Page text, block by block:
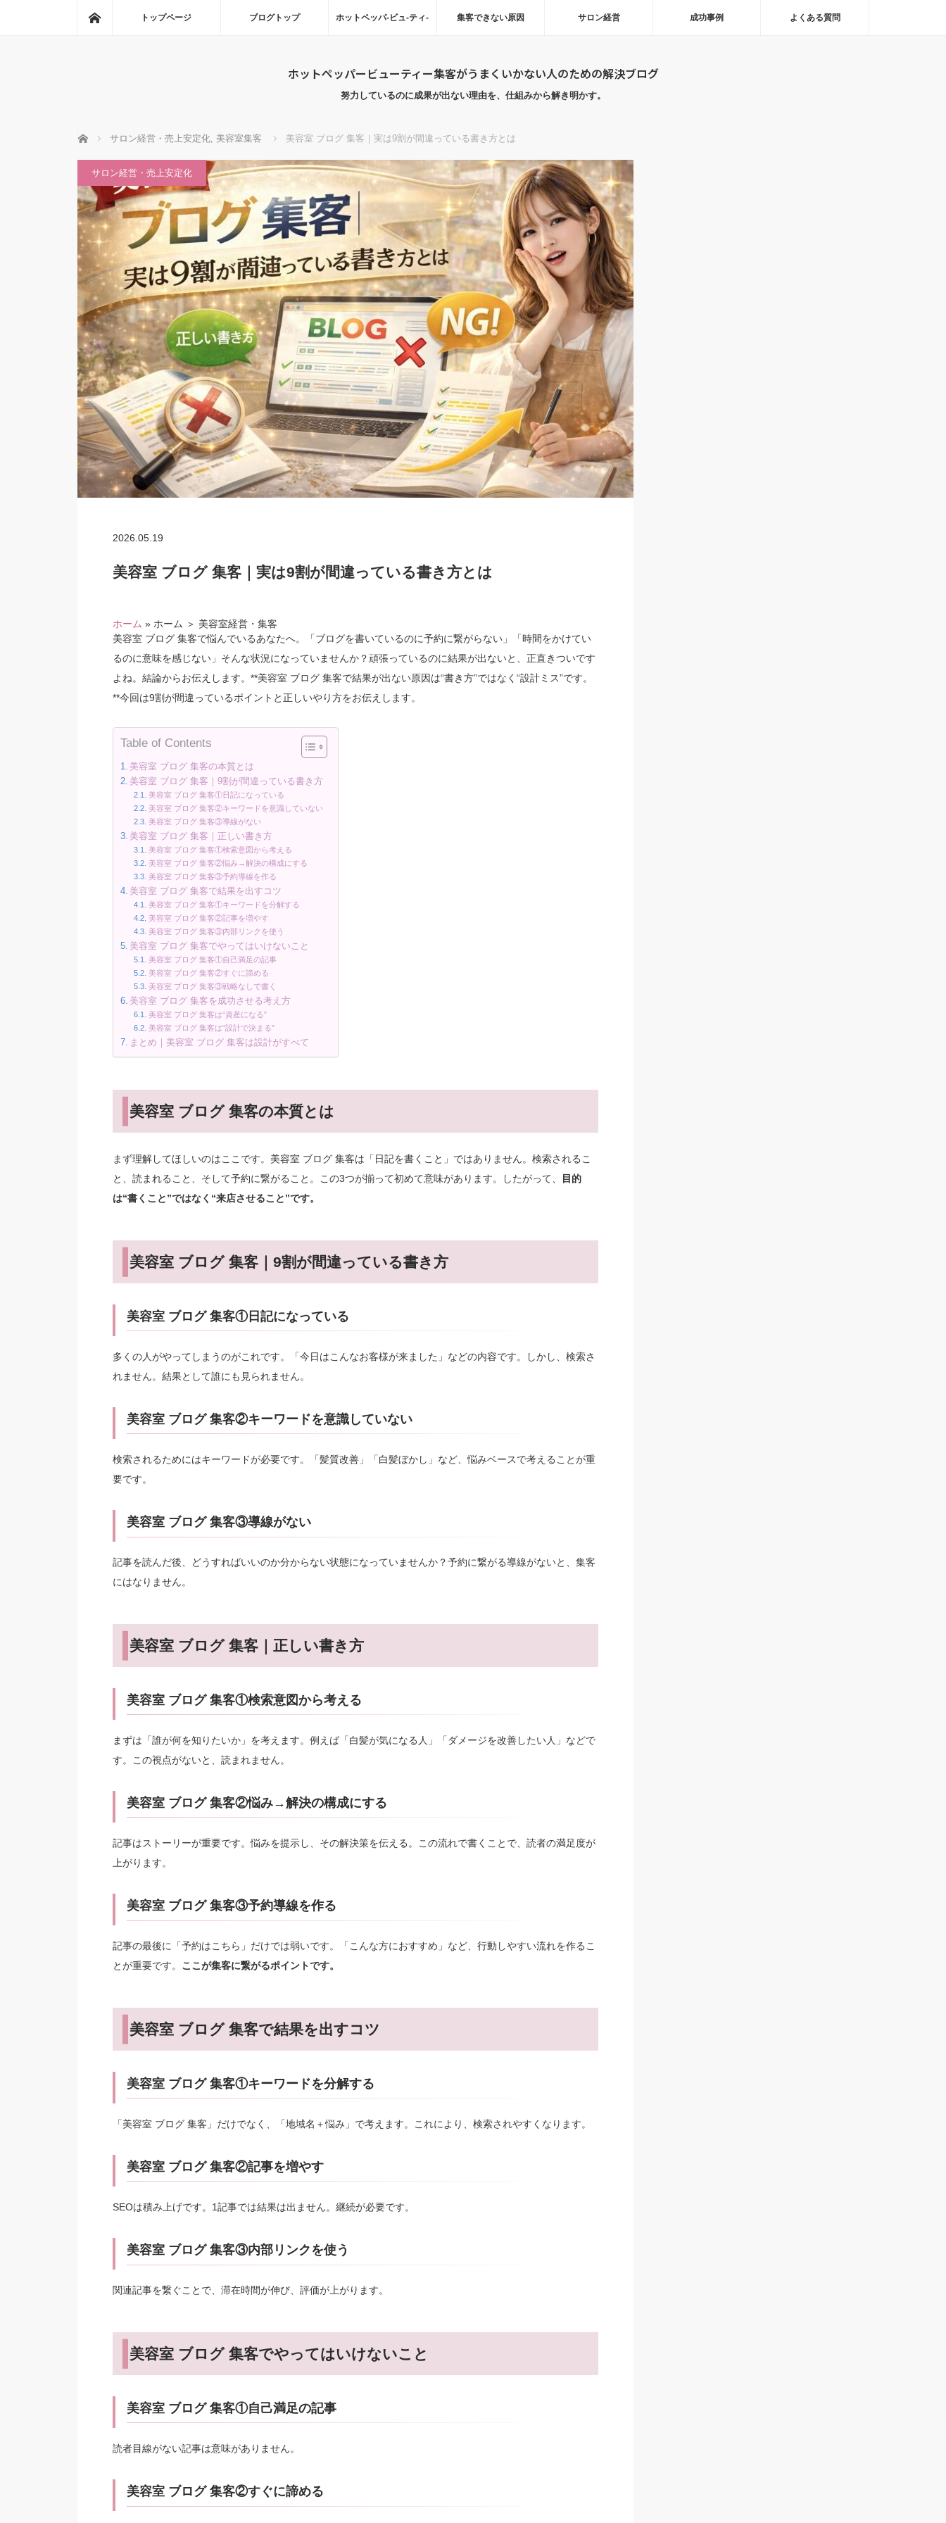
ホームトップページ ブログトップ ホットペッパ-ビュ-ティ- 集客できない原因 サロン経営 成功事例 よくある質問
ホットペッパービューティー集客がうまくいかない人のための解決ブログ
努力しているのに成果が出ない理由を、仕組みから解き明かす。
ホーム サロン経営・売上安定化, 美容室集客 美容室 ブログ 集客｜実は9割が間違っている書き方とは
サロン経営・売上安定化
2026.05.19
美容室 ブログ 集客｜実は9割が間違っている書き方とは
ホーム » ホーム ＞ 美容室経営・集客
美容室 ブログ 集客で悩んでいるあなたへ。「ブログを書いているのに予約に繋がらない」「時間をかけてい
るのに意味を感じない」そんな状況になっていませんか？頑張っているのに結果が出ないと、正直きついです
よね。結論からお伝えします。**美容室 ブログ 集客で結果が出ない原因は“書き方”ではなく“設計ミス”です。
**今回は9割が間違っているポイントと正しいやり方をお伝えします。
Table of Contents
美容室 ブログ 集客の本質とは
美容室 ブログ 集客｜9割が間違っている書き方
美容室 ブログ 集客①日記になっている
美容室 ブログ 集客②キーワードを意識していない
美容室 ブログ 集客③導線がない
美容室 ブログ 集客｜正しい書き方
美容室 ブログ 集客①検索意図から考える
美容室 ブログ 集客②悩み→解決の構成にする
美容室 ブログ 集客③予約導線を作る
美容室 ブログ 集客で結果を出すコツ
美容室 ブログ 集客①キーワードを分解する
美容室 ブログ 集客②記事を増やす
美容室 ブログ 集客③内部リンクを使う
美容室 ブログ 集客でやってはいけないこと
美容室 ブログ 集客①自己満足の記事
美容室 ブログ 集客②すぐに諦める
美容室 ブログ 集客③戦略なしで書く
美容室 ブログ 集客を成功させる考え方
美容室 ブログ 集客は“資産になる”
美容室 ブログ 集客は“設計で決まる”
まとめ｜美容室 ブログ 集客は設計がすべて
美容室 ブログ 集客の本質とは
まず理解してほしいのはここです。美容室 ブログ 集客は「日記を書くこと」ではありません。検索されるこ
と、読まれること、そして予約に繋がること。この3つが揃って初めて意味があります。したがって、
目的
は“書くこと”ではなく“来店させること”です。
美容室 ブログ 集客｜9割が間違っている書き方
美容室 ブログ 集客①日記になっている
多くの人がやってしまうのがこれです。「今日はこんなお客様が来ました」などの内容です。しかし、検索さ
れません。結果として誰にも見られません。
美容室 ブログ 集客②キーワードを意識していない
検索されるためにはキーワードが必要です。「髪質改善」「白髪ぼかし」など、悩みベースで考えることが重
要です。
美容室 ブログ 集客③導線がない
記事を読んだ後、どうすればいいのか分からない状態になっていませんか？予約に繋がる導線がないと、集客
にはなりません。
美容室 ブログ 集客｜正しい書き方
美容室 ブログ 集客①検索意図から考える
まずは「誰が何を知りたいか」を考えます。例えば「白髪が気になる人」「ダメージを改善したい人」などで
す。この視点がないと、読まれません。
美容室 ブログ 集客②悩み→解決の構成にする
記事はストーリーが重要です。悩みを提示し、その解決策を伝える。この流れで書くことで、読者の満足度が
上がります。
美容室 ブログ 集客③予約導線を作る
記事の最後に「予約はこちら」だけでは弱いです。「こんな方におすすめ」など、行動しやすい流れを作るこ
とが重要です。 ここが集客に繋がるポイントです。
美容室 ブログ 集客で結果を出すコツ
美容室 ブログ 集客①キーワードを分解する
「美容室 ブログ 集客」だけでなく、「地域名＋悩み」で考えます。これにより、検索されやすくなります。
美容室 ブログ 集客②記事を増やす
SEOは積み上げです。1記事では結果は出ません。継続が必要です。
美容室 ブログ 集客③内部リンクを使う
関連記事を繋ぐことで、滞在時間が伸び、評価が上がります。
美容室 ブログ 集客でやってはいけないこと
美容室 ブログ 集客①自己満足の記事
読者目線がない記事は意味がありません。
美容室 ブログ 集客②すぐに諦める